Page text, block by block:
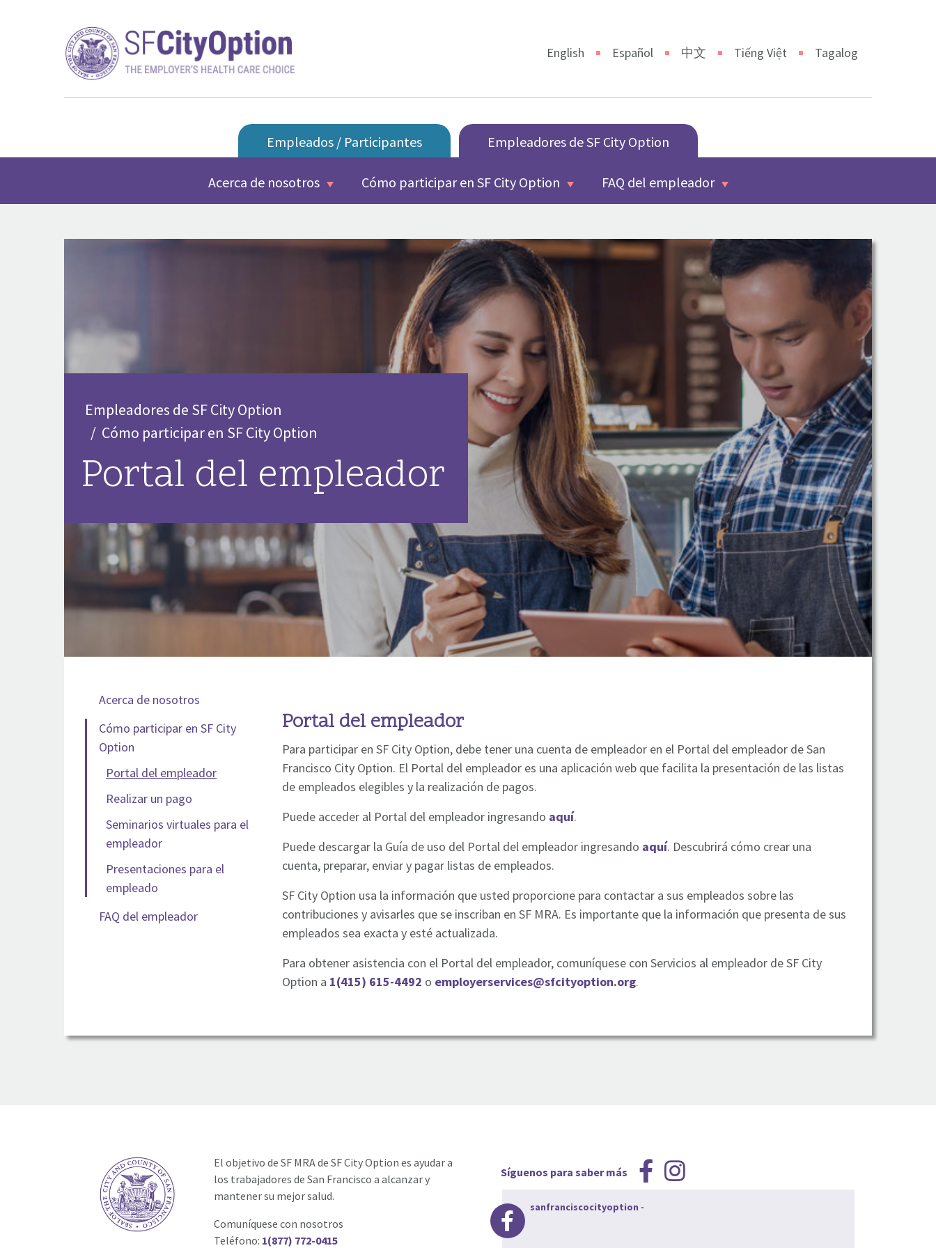
English Español 中文 Tiếng Việt Tagalog
Empleados / Participantes Empleadores de SF City Option
Acerca de nosotros Cómo participar en SF City Option FAQ del empleador
Empleadores de SF City Option
Cómo participar en SF City Option
Portal del empleador
Acerca de nosotros
Cómo participar en SF City
Option
Portal del empleador
Realizar un pago
Seminarios virtuales para el
empleador
Presentaciones para el
empleado
FAQ del empleador
Portal del empleador
Para participar en SF City Option, debe tener una cuenta de empleador en el Portal del empleador de San
Francisco City Option. El Portal del empleador es una aplicación web que facilita la presentación de las listas
de empleados elegibles y la realización de pagos.
Puede acceder al Portal del empleador ingresando aquí.
Puede descargar la Guía de uso del Portal del empleador ingresando aquí. Descubrirá cómo crear una
cuenta, preparar, enviar y pagar listas de empleados.
SF City Option usa la información que usted proporcione para contactar a sus empleados sobre las
contribuciones y avisarles que se inscriban en SF MRA. Es importante que la información que presenta de sus
empleados sea exacta y esté actualizada.
Para obtener asistencia con el Portal del empleador, comuníquese con Servicios al empleador de SF City
Option a 1(415) 615-4492 o employerservices@sfcityoption.org.
Síguenos para saber más
sanfranciscocityoption -
El objetivo de SF MRA de SF City Option es ayudar a
los trabajadores de San Francisco a alcanzar y
mantener su mejor salud.
Comuníquese con nosotros
Teléfono: 1(877) 772-0415